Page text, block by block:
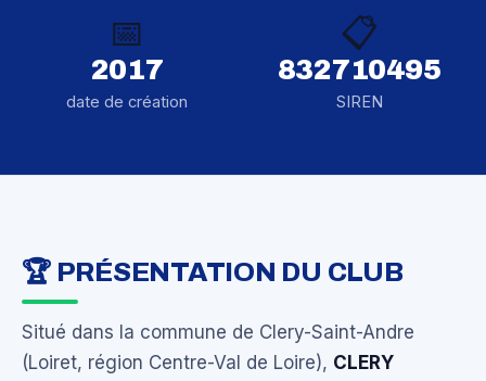
📅
2017
date de création
📋
832710495
SIREN
🏆 PRÉSENTATION DU CLUB
Situé dans la commune de Clery-Saint-Andre
(Loiret, région Centre-Val de Loire), CLERY